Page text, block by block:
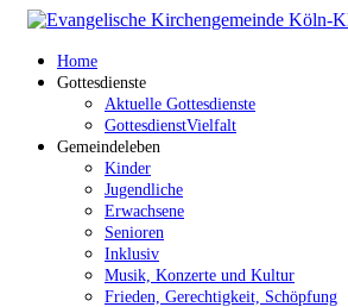
Home
Gottesdienste
Aktuelle Gottesdienste
GottesdienstVielfalt
Gemeindeleben
Kinder
Jugendliche
Erwachsene
Senioren
Inklusiv
Musik, Konzerte und Kultur
Frieden, Gerechtigkeit, Schöpfung